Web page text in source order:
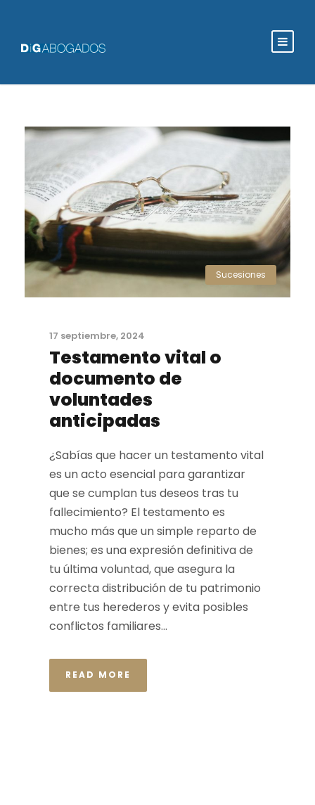
Sucesiones
17 septiembre, 2024
Testamento vital o
documento de
voluntades
anticipadas
¿Sabías que hacer un testamento vital
es un acto esencial para garantizar
que se cumplan tus deseos tras tu
fallecimiento? El testamento es
mucho más que un simple reparto de
bienes; es una expresión definitiva de
tu última voluntad, que asegura la
correcta distribución de tu patrimonio
entre tus herederos y evita posibles
conflictos familiares...
READ MORE